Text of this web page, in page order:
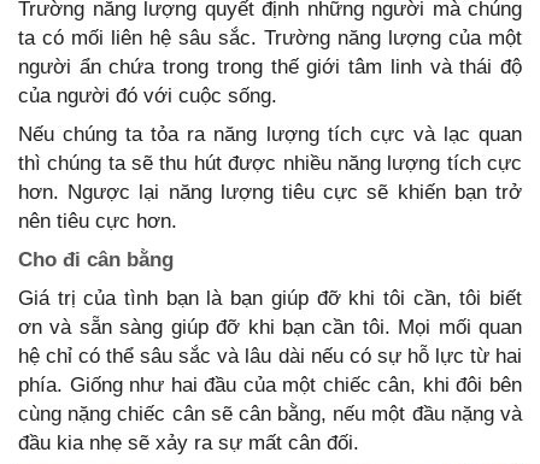
Trường năng lượng quyết định những người mà chúng
ta có mối liên hệ sâu sắc. Trường năng lượng của một
người ẩn chứa trong trong thế giới tâm linh và thái độ
của người đó với cuộc sống.
Nếu chúng ta tỏa ra năng lượng tích cực và lạc quan
thì chúng ta sẽ thu hút được nhiều năng lượng tích cực
hơn. Ngược lại năng lượng tiêu cực sẽ khiến bạn trở
nên tiêu cực hơn.
Cho đi cân bằng
Giá trị của tình bạn là bạn giúp đỡ khi tôi cần, tôi biết
ơn và sẵn sàng giúp đỡ khi bạn cần tôi. Mọi mối quan
hệ chỉ có thể sâu sắc và lâu dài nếu có sự hỗ lực từ hai
phía. Giống như hai đầu của một chiếc cân, khi đôi bên
cùng nặng chiếc cân sẽ cân bằng, nếu một đầu nặng và
đầu kia nhẹ sẽ xảy ra sự mất cân đối.